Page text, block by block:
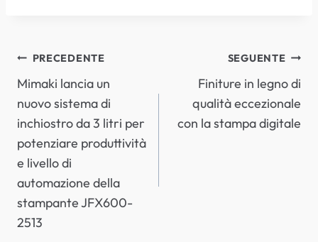
NAVIGAZIONE
ARTICOLI
PRECEDENTE
Mimaki lancia un
nuovo sistema di
inchiostro da 3 litri per
potenziare produttività
e livello di
automazione della
stampante JFX600-
2513
SEGUENTE
Finiture in legno di
qualità eccezionale
con la stampa digitale